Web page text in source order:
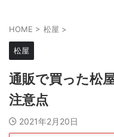
HOME > 松屋 >
松屋
通販で買った松
注意点
2021年2月20日